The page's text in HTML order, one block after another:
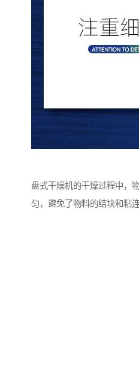
盘式干燥机的干燥过程中，
匀，避免了物料的结块和粘连